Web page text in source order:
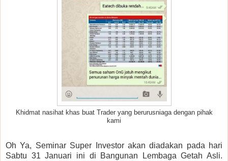
Khidmat nasihat khas buat Trader yang berurusniaga dengan pihak
kami
Oh Ya, Seminar Super Investor akan diadakan pada hari
Sabtu 31 Januari ini di Bangunan Lembaga Getah Asli.